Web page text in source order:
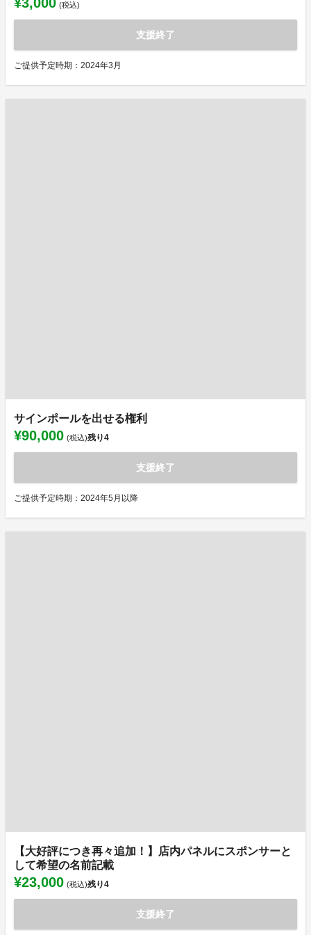
(税込)
支援終了
ご提供予定時期：2024年3月
サインポールを出せる権利
¥90,000 (税込)残り4
支援終了
ご提供予定時期：2024年5月以降
【大好評につき再々追加！】店内パネルにスポンサーと
して希望の名前記載
¥23,000 (税込)残り4
支援終了